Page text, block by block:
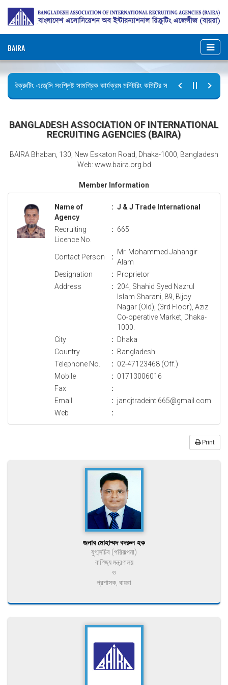
BAIRA
রিক্রুটিং এজেন্সি সংশ্লিষ্ট সামগ্রিক কার্যক্রম মনিটরিং কমিটির সভার কার্যবিবরণী প্রেরণ।
BANGLADESH ASSOCIATION OF INTERNATIONAL
RECRUITING AGENCIES (BAIRA)
BAIRA Bhaban, 130, New Eskaton Road, Dhaka-1000, Bangladesh
Web: www.baira.org.bd
Member Information
Name of
Agency
: J & J Trade International
Recruiting
Licence No.
: 665
Contact Person :
Mr. Mohammed Jahangir
Alam
Designation
: Proprietor
Address
: 204, Shahid Syed Nazrul
Islam Sharani, 89, Bijoy
Nagar (Old), (3rd Floor), Aziz
Co-operative Market, Dhaka-
1000.
City
: Dhaka
Country
: Bangladesh
Telephone No.
: 02-47123468 (Off.)
Mobile
: 01713006016
Fax
:
Email
: jandjtradeintl665@gmail.com
Web
:
Print
জনাব মোহাম্মদ বদরুল হক
যুগ্মসচিব (পরিকল্পনা)
বাণিজ্য মন্ত্রণালয়
ও
প্রশাসক, বায়রা